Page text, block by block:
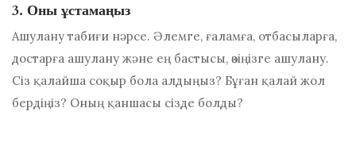
3. Оны ұстамаңыз
Ашулану табиғи нәрсе. Әлемге, ғаламға, отбасыларға,
достарға ашулану және ең бастысы, өзіңізге ашулану.
Сіз қалайша соқыр бола алдыңыз? Бұған қалай жол
бердіңіз? Оның қаншасы сізде болды?